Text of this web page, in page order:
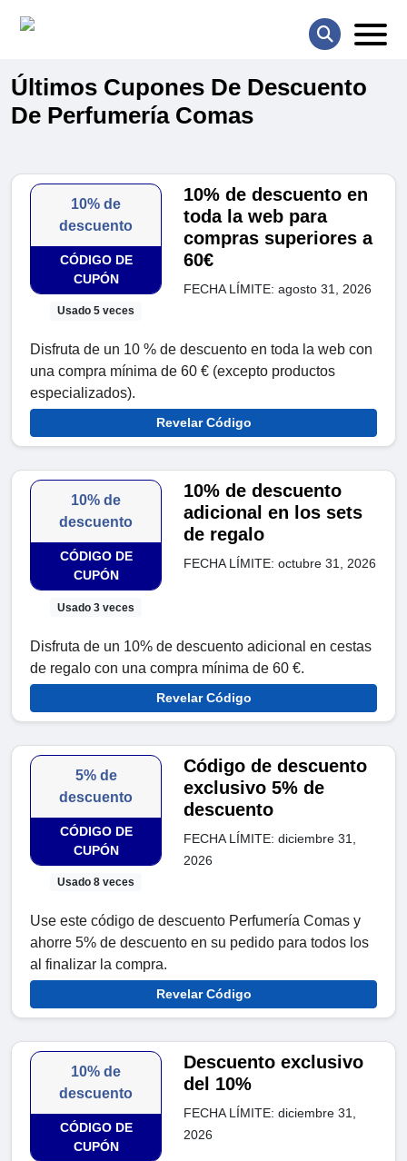
Últimos Cupones De Descuento
De Perfumería Comas
10% de
descuento
CÓDIGO DE
CUPÓN
Usado 5 veces
10% de descuento en
toda la web para
compras superiores a
60€
FECHA LÍMITE: agosto 31, 2026
Disfruta de un 10 % de descuento en toda la web con
una compra mínima de 60 € (excepto productos
especializados).
Revelar Código
10% de
descuento
CÓDIGO DE
CUPÓN
Usado 3 veces
10% de descuento
adicional en los sets
de regalo
FECHA LÍMITE: octubre 31, 2026
Disfruta de un 10% de descuento adicional en cestas
de regalo con una compra mínima de 60 €.
Revelar Código
5% de
descuento
CÓDIGO DE
CUPÓN
Usado 8 veces
Código de descuento
exclusivo 5% de
descuento
FECHA LÍMITE: diciembre 31,
2026
Use este código de descuento Perfumería Comas y
ahorre 5% de descuento en su pedido para todos los
al finalizar la compra.
Revelar Código
10% de
descuento
CÓDIGO DE
CUPÓN
Descuento exclusivo
del 10%
FECHA LÍMITE: diciembre 31,
2026